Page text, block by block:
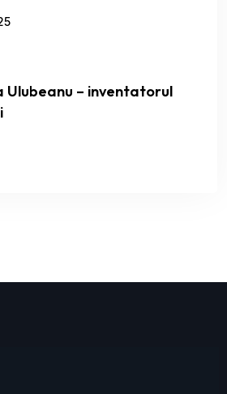
Ulubeanu – inventatorul